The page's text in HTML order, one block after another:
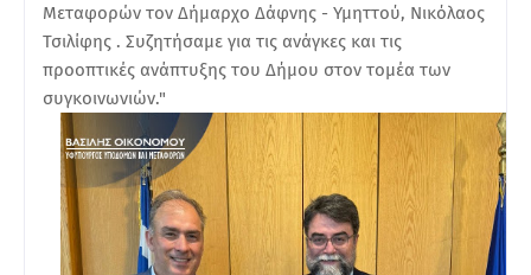
Μεταφορών τον Δήμαρχο Δάφνης - Υμηττού, Νικόλαος
Τσιλίφης . Συζητήσαμε για τις ανάγκες και τις
προοπτικές ανάπτυξης του Δήμου στον τομέα των
συγκοινωνιών."